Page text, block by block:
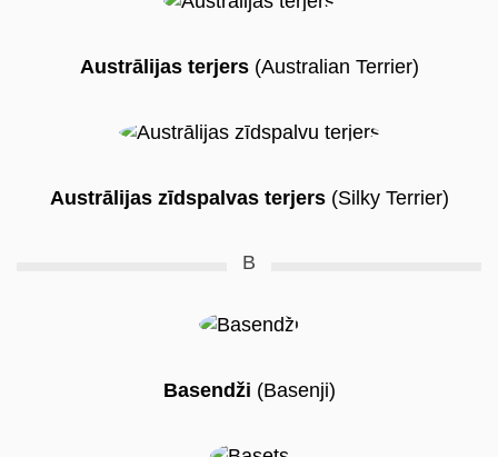
Austrālijas terjers(Australian Terrier)
Austrālijas zīdspalvas terjers(Silky Terrier)
B
Basendži (Basenji)